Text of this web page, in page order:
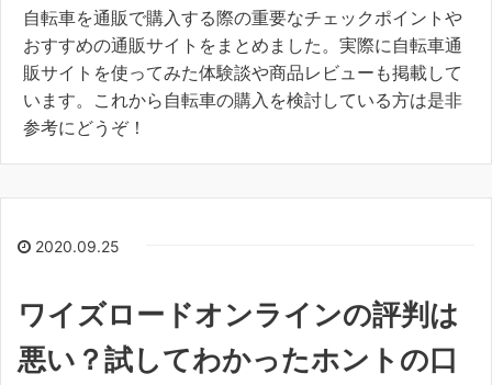
自転車を通販で購入する際の重要なチェックポイントや
おすすめの通販サイトをまとめました。実際に自転車通
販サイトを使ってみた体験談や商品レビューも掲載して
います。これから自転車の購入を検討している方は是非
参考にどうぞ！
2020.09.25
ワイズロードオンラインの評判は
悪い？試してわかったホントの口